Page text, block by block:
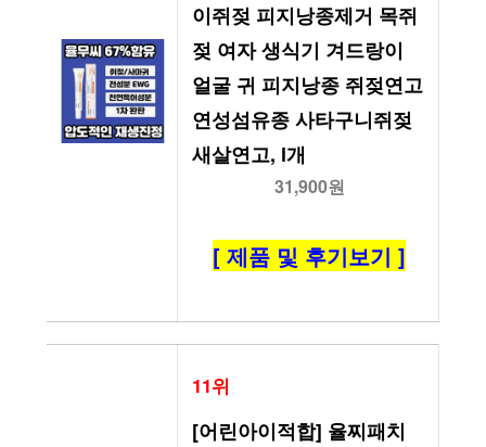
이쥐젖 피지낭종제거 목쥐
젖 여자 생식기 겨드랑이
얼굴 귀 피지낭종 쥐젖연고
연성섬유종 사타구니쥐젖
새살연고, l개
31,900원
[ 제품 및 후기보기 ]
11위
[어린아이적합] 율찌패치